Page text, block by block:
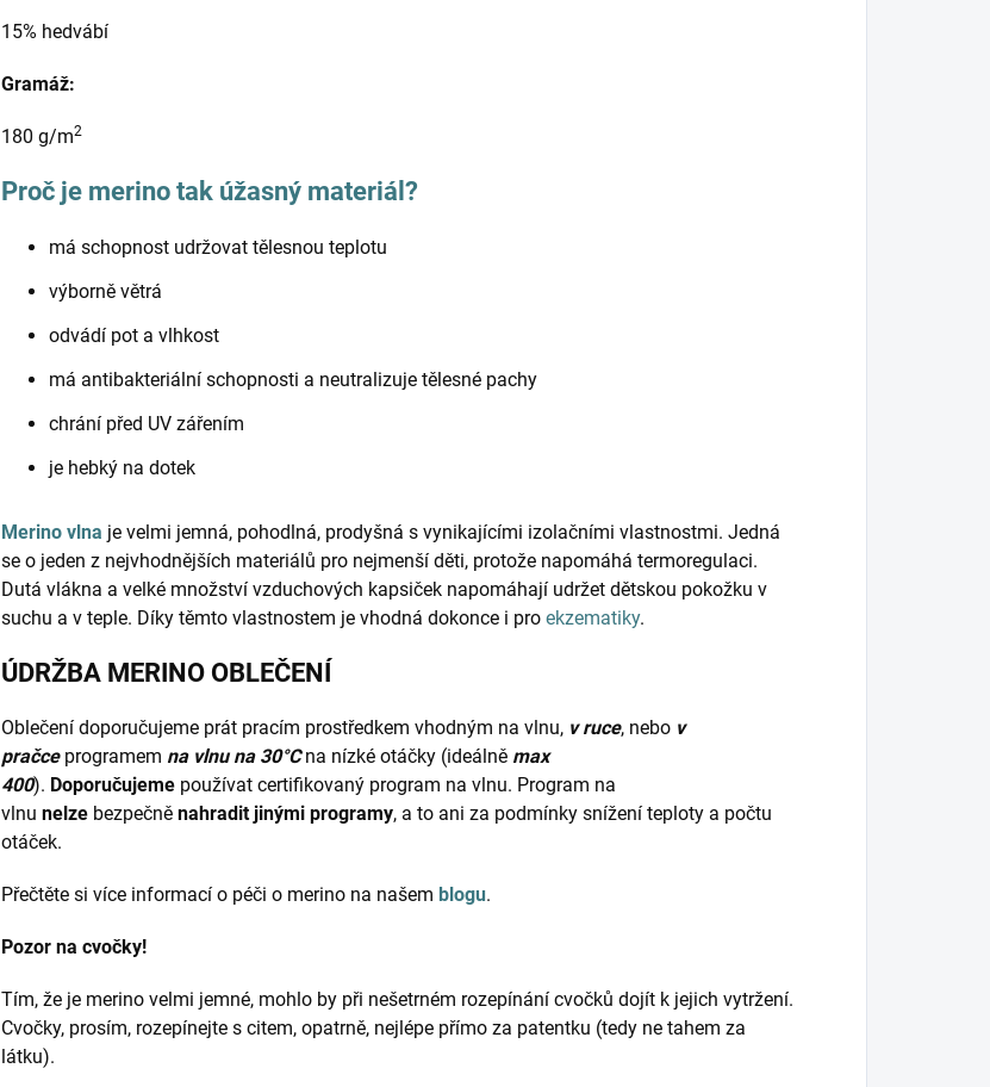
15% hedvábí
Gramáž:
180 g/m2
Proč je merino tak úžasný materiál?
má schopnost udržovat tělesnou teplotu
výborně větrá
odvádí pot a vlhkost
má antibakteriální schopnosti a neutralizuje tělesné pachy
chrání před UV zářením
je hebký na dotek
Merino vlna je velmi jemná, pohodlná, prodyšná s vynikajícími izolačními vlastnostmi. Jedná
se o jeden z nejvhodnějších materiálů pro nejmenší děti, protože napomáhá termoregulaci.
Dutá vlákna a velké množství vzduchových kapsiček napomáhají udržet dětskou pokožku v
suchu a v teple. Díky těmto vlastnostem je vhodná dokonce i pro ekzematiky.
ÚDRŽBA MERINO OBLEČENÍ
Oblečení doporučujeme prát pracím prostředkem vhodným na vlnu, v ruce, nebo v
pračce programem na vlnu na 30°Cna nízké otáčky (ideálně max
400). Doporučujeme používat certifikovaný program na vlnu. Program na
vlnu nelze bezpečně nahradit jinými programy, a to ani za podmínky snížení teploty a počtu
otáček.
Přečtěte si více informací o péči o merino na našem blogu.
Pozor na cvočky!
Tím, že je merino velmi jemné, mohlo by při nešetrném rozepínání cvočků dojít k jejich vytržení.
Cvočky, prosím, rozepínejte s citem, opatrně, nejlépe přímo za patentku (tedy ne tahem za
látku).